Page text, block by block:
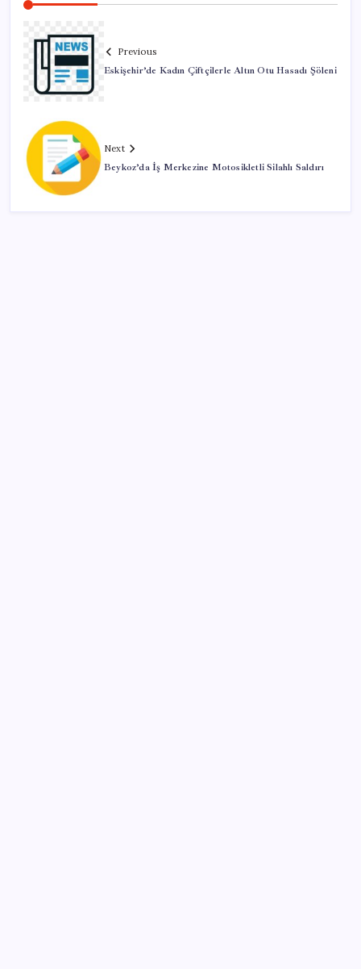
Previous
Eskişehir’de Kadın Çiftçilerle Altın Otu Hasadı Şöleni
Next
Beykoz’da İş Merkezine Motosikletli Silahlı Saldırı